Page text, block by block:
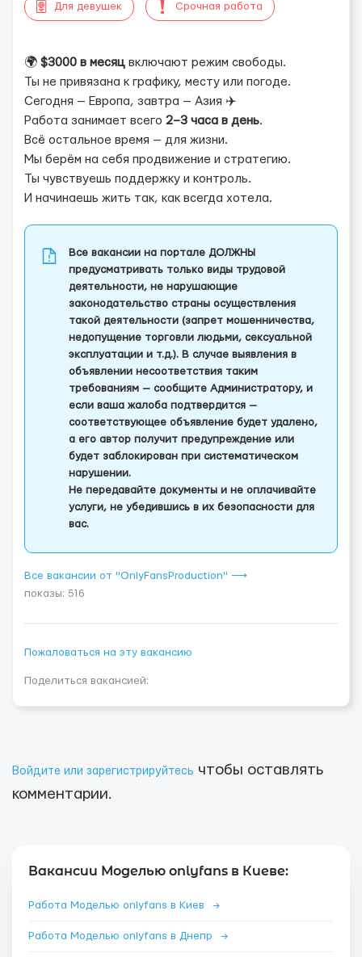
Для девушек Срочная работа
🌍 $3000 в месяц включают режим свободы.
Ты не привязана к графику, месту или погоде.
Сегодня — Европа, завтра — Азия ✈️
Работа занимает всего 2–3 часа в день.
Всё остальное время — для жизни.
Мы берём на себя продвижение и стратегию.
Ты чувствуешь поддержку и контроль.
И начинаешь жить так, как всегда хотела.
Все вакансии на портале ДОЛЖНЫ
предусматривать только виды трудовой
деятельности, не нарушающие
законодательство страны осуществления
такой деятельности (запрет мошенничества,
недопущение торговли людьми, сексуальной
эксплуатации и т.д.). В случае выявления в
объявлении несоответствия таким
требованиям — сообщите Администратору, и
если ваша жалоба подтвердится —
соответствующее объявление будет удалено,
а его автор получит предупреждение или
будет заблокирован при систематическом
нарушении.
Не передавайте документы и не оплачивайте
услуги, не убедившись в их безопасности для
вас.
Все вакансии от "OnlyFansProduction" ⟶
показы: 516
Пожаловаться на эту вакансию
Поделиться вакансией:
Войдите или зарегистрируйтесь чтобы оставлять
комментарии.
Вакансии Моделью onlyfans в Киеве:
Работа Моделью onlyfans в Киев →
Работа Моделью onlyfans в Днепр →